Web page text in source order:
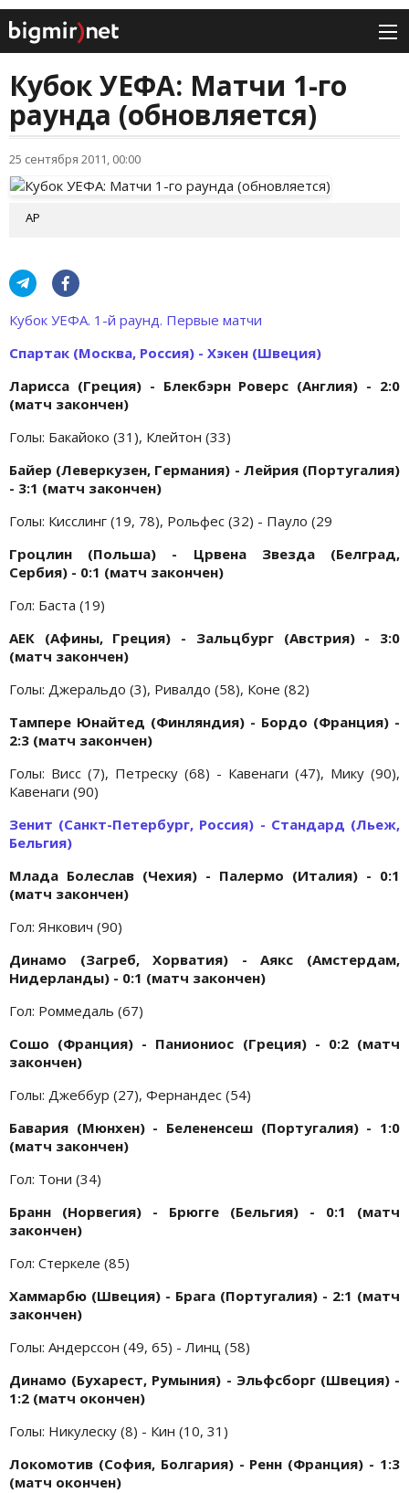
Кубок УЕФА: Матчи 1-го
раунда (обновляется)
25 сентября 2011, 00:00
AP
Кубок УЕФА. 1-й раунд. Первые матчи
Спартак (Москва, Россия) - Хэкен (Швеция)
Ларисса (Греция) - Блекбэрн Роверс (Англия) - 2:0
(матч закончен)
Голы: Бакайоко (31), Клейтон (33)
Байер (Леверкузен, Германия) - Лейрия (Португалия)
- 3:1 (матч закончен)
Голы: Кисслинг (19, 78), Рольфес (32) - Пауло (29
Гроцлин (Польша) - Црвена Звезда (Белград,
Сербия) - 0:1 (матч закончен)
Гол: Баста (19)
АЕК (Афины, Греция) - Зальцбург (Австрия) - 3:0
(матч закончен)
Голы: Джеральдо (3), Ривалдо (58), Коне (82)
Тампере Юнайтед (Финляндия) - Бордо (Франция) -
2:3 (матч закончен)
Голы: Висс (7), Петреску (68) - Кавенаги (47), Мику (90),
Кавенаги (90)
Зенит (Санкт-Петербург, Россия) - Стандард (Льеж,
Бельгия)
Млада Болеслав (Чехия) - Палермо (Италия) - 0:1
(матч закончен)
Гол: Янкович (90)
Динамо (Загреб, Хорватия) - Аякс (Амстердам,
Нидерланды) - 0:1 (матч закончен)
Гол: Роммедаль (67)
Сошо (Франция) - Паниониос (Греция) - 0:2 (матч
закончен)
Голы: Джеббур (27), Фернандес (54)
Бавария (Мюнхен) - Белененсеш (Португалия) - 1:0
(матч закончен)
Гол: Тони (34)
Бранн (Норвегия) - Брюгге (Бельгия) - 0:1 (матч
закончен)
Гол: Стеркеле (85)
Хаммарбю (Швеция) - Брага (Португалия) - 2:1 (матч
закончен)
Голы: Андерссон (49, 65) - Линц (58)
Динамо (Бухарест, Румыния) - Эльфсборг (Швеция) -
1:2 (матч окончен)
Голы: Никулеску (8) - Кин (10, 31)
Локомотив (София, Болгария) - Ренн (Франция) - 1:3
(матч окончен)